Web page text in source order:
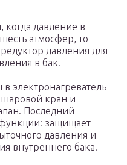
когда давление в
атмосфер, то
давления для
в бак.
электронагреватель
шаровой кран и
Последний
защищает
давления и
внутреннего бака.